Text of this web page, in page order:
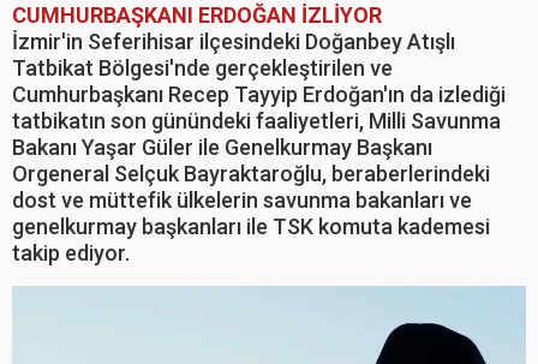
CUMHURBAŞKANI ERDOĞAN İZLİYOR
İzmir'in Seferihisar ilçesindeki Doğanbey Atışlı
Tatbikat Bölgesi'nde gerçekleştirilen ve
Cumhurbaşkanı Recep Tayyip Erdoğan'ın da izlediği
tatbikatın son günündeki faaliyetleri, Milli Savunma
Bakanı Yaşar Güler ile Genelkurmay Başkanı
Orgeneral Selçuk Bayraktaroğlu, beraberlerindeki
dost ve müttefik ülkelerin savunma bakanları ve
genelkurmay başkanları ile TSK komuta kademesi
takip ediyor.